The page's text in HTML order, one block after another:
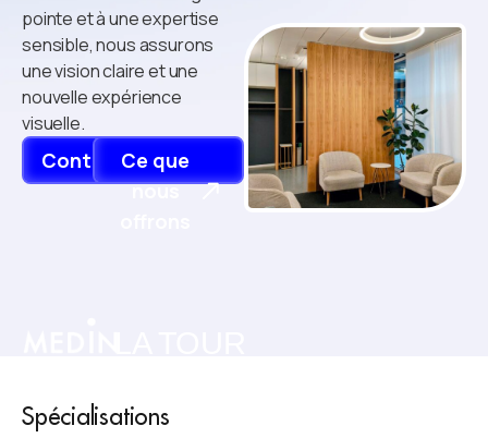
pointe et à une expertise
sensible, nous assurons
une vision claire et une
nouvelle expérience
visuelle.
ContactCe que
nous
Spécialisations